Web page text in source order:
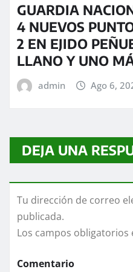
GUARDIA
4 NUEVOS
2 EN EJIDO
LLANO Y UNO
admin Ago 6,
DEJA UNA
Tu dirección de correo
publicada.
Los campos obligatorios
Comentario